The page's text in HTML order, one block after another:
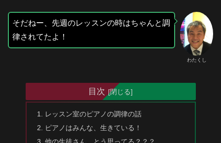
わたくし
そだねー、先週のレッスンの時はちゃんと調
律されてたよ！
目次
レッスン室のピアノの調律の話
ピアノはみんな、生きている！